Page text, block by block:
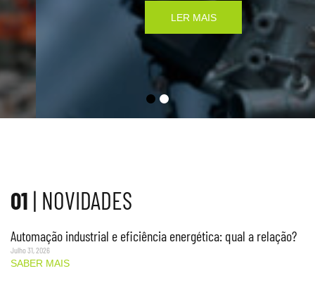
LER MAIS
01 | NOVIDADES
Automação industrial e eficiência energética: qual a relação?
Julho 31, 2026
SABER MAIS